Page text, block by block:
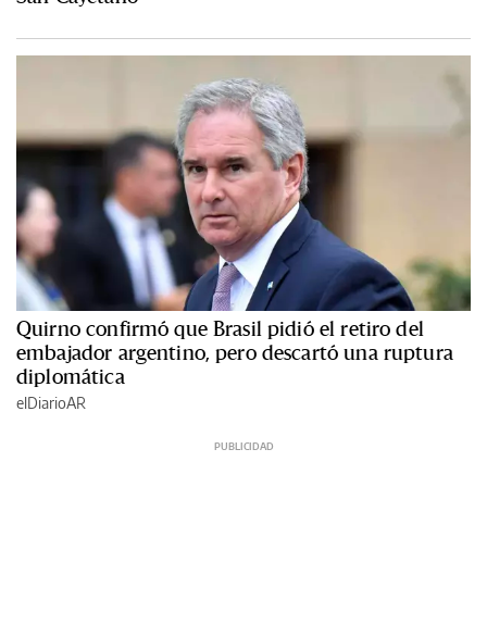
Quirno confirmó que Brasil pidió el retiro del
embajador argentino, pero descartó una ruptura
diplomática
elDiarioAR